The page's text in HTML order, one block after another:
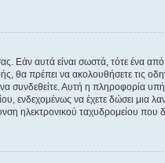
Εάν αυτά είναι σωστά, τότε ένα
θα πρέπει να ακολουθήσετε τις
συνδεθείτε. Αυτή η πληροφορία
ενδεχομένως να έχετε δώσει μια
ηλεκτρονικού ταχυδρομείου που